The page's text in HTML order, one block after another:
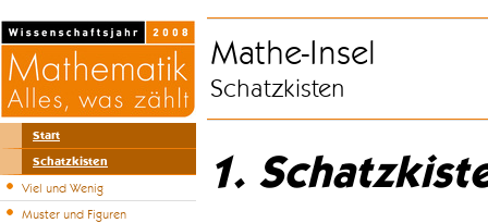
Start
Schatzkisten
Viel und Wenig
Muster und Figuren
Mathe-Insel
Schatzkisten
1.